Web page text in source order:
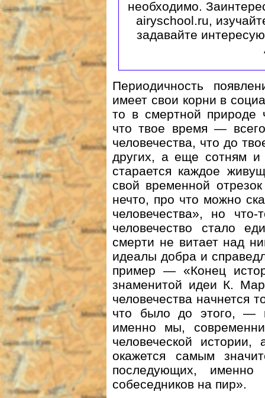
необходимо.
airyschool.ru,
задавайте
Периодичность
имеет свои корни в
то в смертной природе
что твое время —
человечества, что до
других, а еще сотням и
старается каждое
свой временной
нечто, про что можно
человечества», но
человечество стало
смерти не витает над
идеалы добра и
пример — «Конец
знаменитой идеи К.
человечества начнется
что было до этого, —
именно мы,
человеческой
окажется самым
последующих, именно
собеседников на пир».